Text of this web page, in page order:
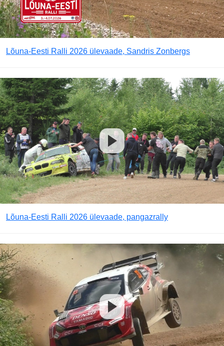
Lõuna-Eesti Ralli 2026 ülevaade, Sandris Zonbergs
Lõuna-Eesti Ralli 2026 ülevaade, pangazrally